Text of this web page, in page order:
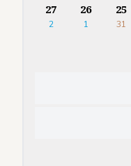
25
31
26
1
27
2